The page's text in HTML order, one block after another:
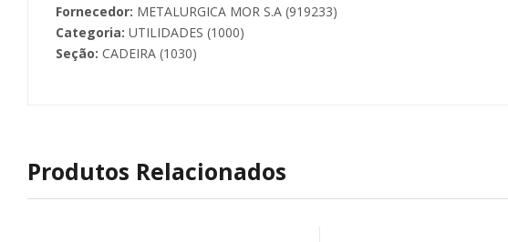
Fornecedor: METALURGICA MOR S.A (919233)
Categoria: UTILIDADES (1000)
Seção: CADEIRA (1030)
Produtos Relacionados